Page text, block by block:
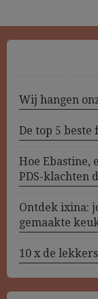
Wij hangen
De top 5 beste
Hoe Ebastine,
PDS-klachten
Ontdek ixina:
gemaakte
10 x de